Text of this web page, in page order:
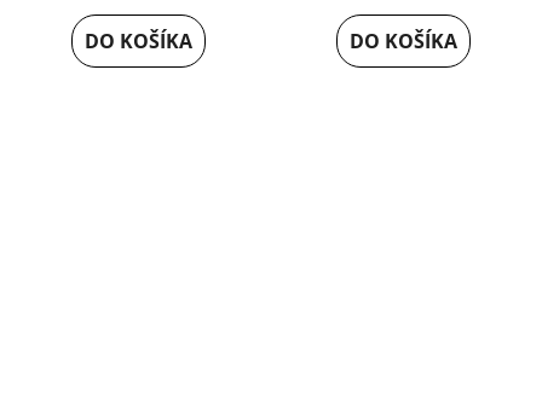
je
5,0
DO KOŠÍKA DO KOŠÍKA